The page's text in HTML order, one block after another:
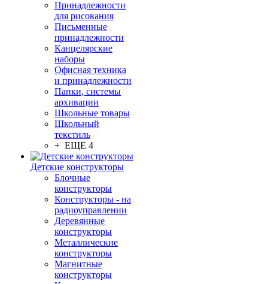
Принадлежности
для рисования
Письменные
принадлежности
Канцелярские
наборы
Офисная техника
и принадлежности
Папки, системы
архивации
Школьные товары
Школьный
текстиль
+ ЕЩЕ 4
Детские конструкторы
Блочные
конструкторы
Конструкторы - на
радиоуправлении
Деревянные
конструкторы
Металлические
конструкторы
Магнитные
конструкторы